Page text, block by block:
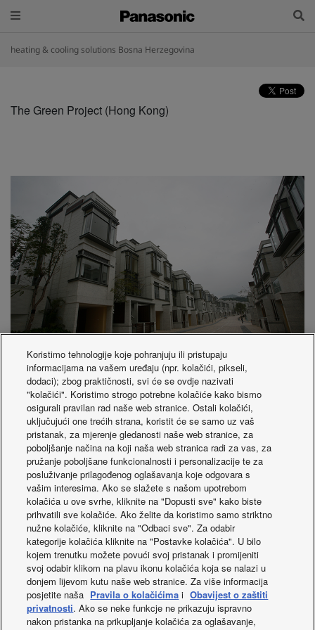
heating & cooling solutions Bosna Herzegovina
The Green Project (Hong Kong)
Air Conditioning System:FSM LA1 Series: 239 systems
Twenty series: 538 systems
Cooling Capacity:6,425 kW / 1,825 USRT
Indoor Units:
Low-static ducted: 999 units
Twenty ducted: 538 units
This residential development includes 253 houses—247 of
which are semi-detached—with floor areas ranging from
198 to 271 m². Each house is appointed with a garage, a
garden, and a rooftop balcony.
Koristimo tehnologije koje pohranjuju ili pristupaju
informacijama na vašem uređaju (npr. kolačići, pikseli,
dodaci); zbog praktičnosti, svi će se ovdje nazivati
"kolačići". Koristimo strogo potrebne kolačiće kako bismo
osigurali pravilan rad naše web stranice. Ostali kolačići,
uključujući one trećih strana, koristit će se samo uz vaš
pristanak, za mjerenje gledanosti naše web stranice, za
poboljšanje načina na koji naša web stranica radi za vas, za
pružanje poboljšane funkcionalnosti i personalizacije te za
posluživanje prilagođenog oglašavanja koje odgovara s
vašim interesima. Ako se slažete s našom upotrebom
kolačića u ove svrhe, kliknite na "Dopusti sve" kako biste
prihvatili sve kolačiće. Ako želite da koristimo samo striktno
nužne kolačiće, kliknite na "Odbaci sve". Za odabir
kategorije kolačića kliknite na "Postavke kolačića". U bilo
kojem trenutku možete povući svoj pristanak i promijeniti
svoj odabir klikom na plavu ikonu kolačića koja se nalazi u
donjem lijevom kutu naše web stranice. Za više informacija
posjetite naša Pravila o kolačićima i Obavijest o zaštiti
privatnosti. Ako se neke funkcje ne prikazuju ispravno
nakon pristanka na prikupljanje kolačića za oglašavanje,